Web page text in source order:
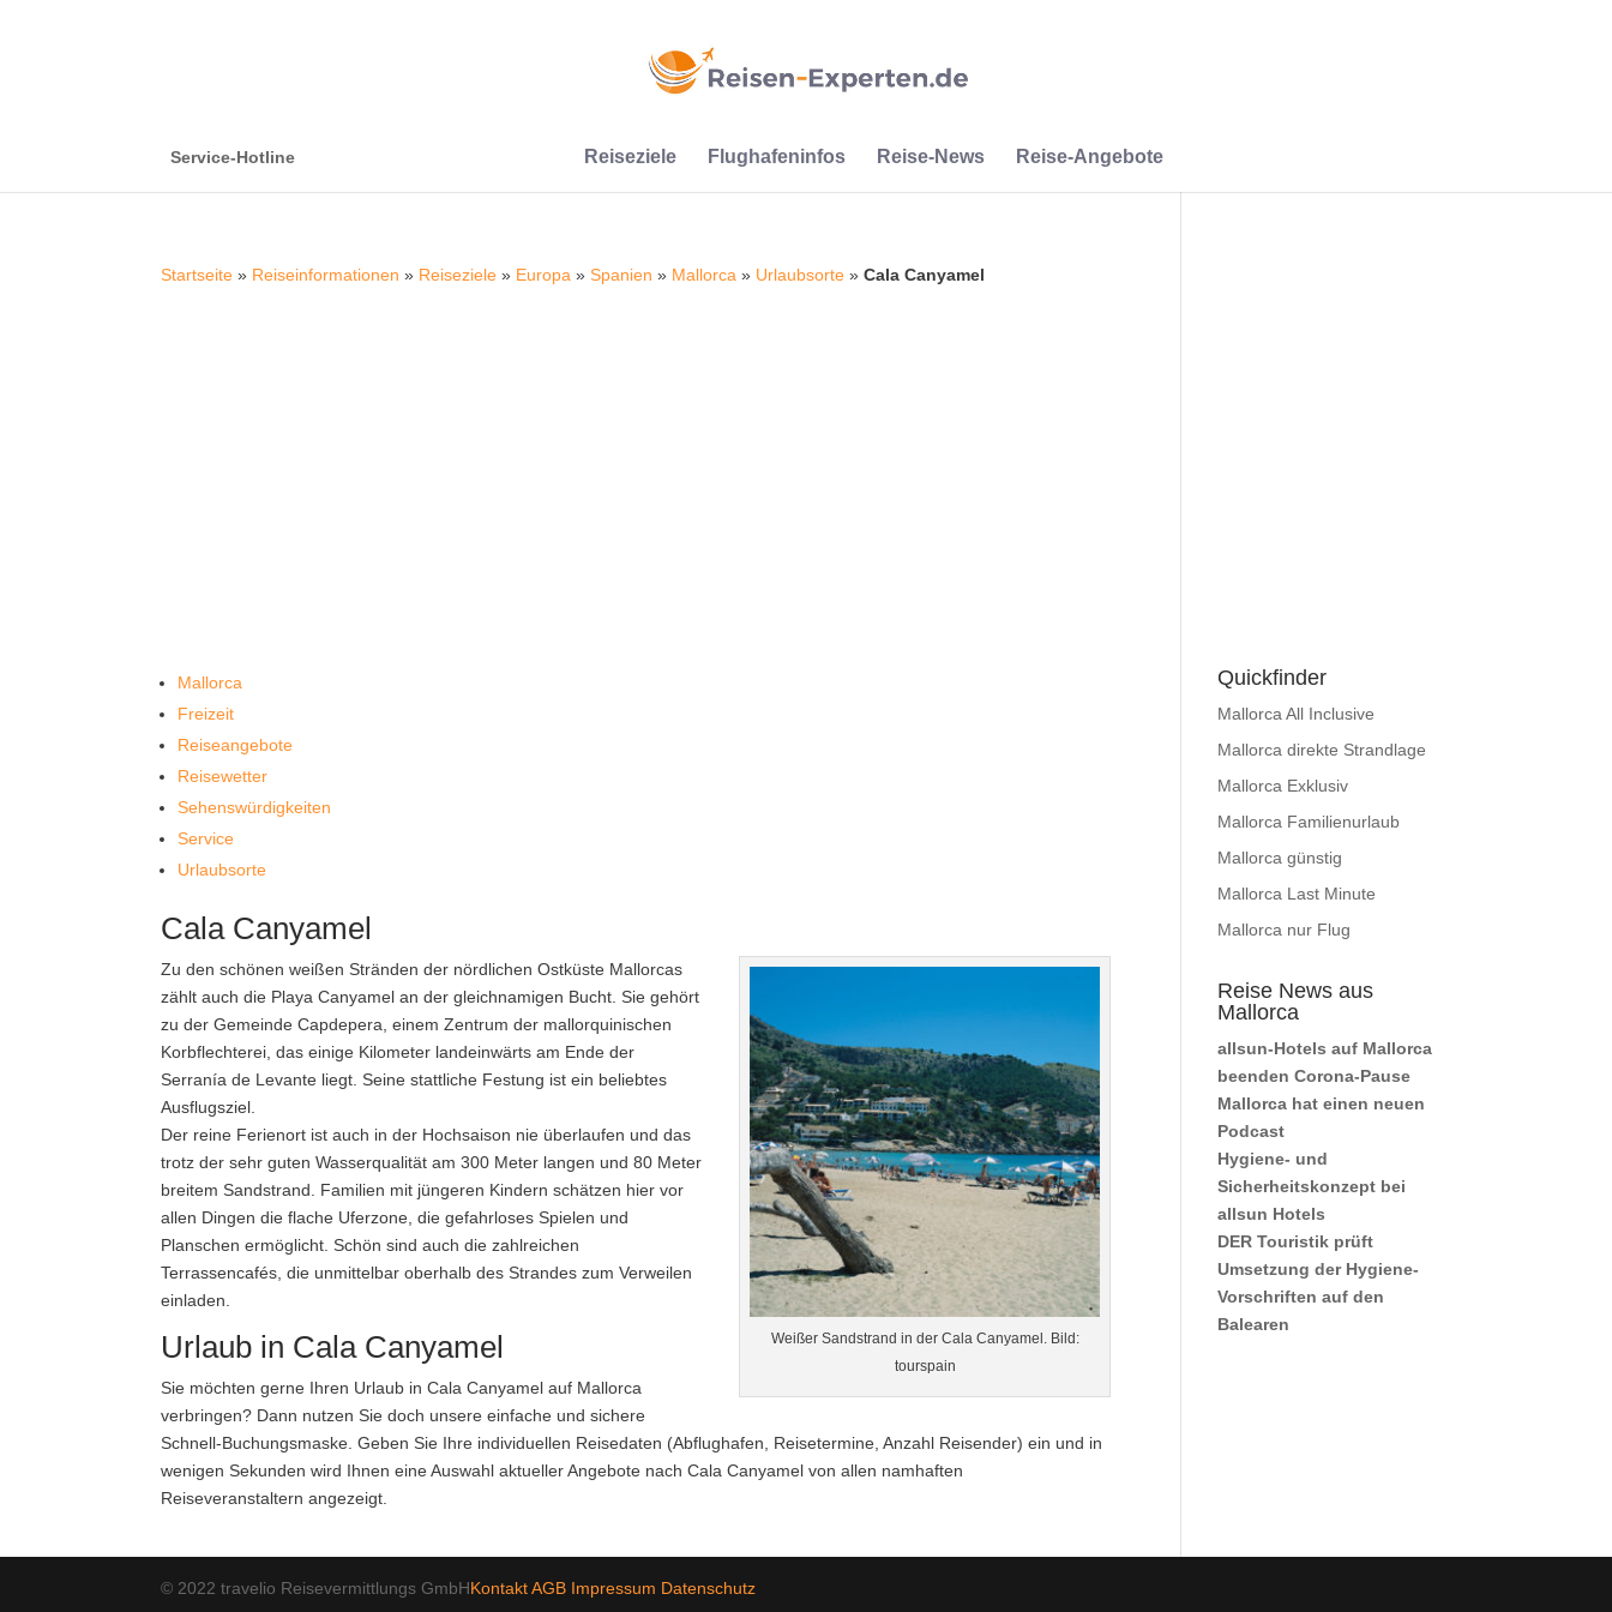
Service-Hotline Reiseziele Flughafeninfos Reise-News Reise-Angebote
Startseite » Reiseinformationen » Reiseziele » Europa »Spanien » Mallorca » Urlaubsorte »Cala Canyamel
Mallorca
Freizeit
Reiseangebote
Reisewetter
Sehenswürdigkeiten
Service
Urlaubsorte
Cala Canyamel
Weißer Sandstrand in der Cala Canyamel. Bild:
tourspain
Zu den schönen weißen Stränden der nördlichen Ostküste Mallorcas
zählt auch die Playa Canyamel an der gleichnamigen Bucht. Sie gehört
zu der Gemeinde Capdepera, einem Zentrum der mallorquinischen
Korbflechterei, das einige Kilometer landeinwärts am Ende der
Serranía de Levante liegt. Seine stattliche Festung ist ein beliebtes
Ausflugsziel.
Der reine Ferienort ist auch in der Hochsaison nie überlaufen und das
trotz der sehr guten Wasserqualität am 300 Meter langen und 80 Meter
breitem Sandstrand. Familien mit jüngeren Kindern schätzen hier vor
allen Dingen die flache Uferzone, die gefahrloses Spielen und
Planschen ermöglicht. Schön sind auch die zahlreichen
Terrassencafés, die unmittelbar oberhalb des Strandes zum Verweilen
einladen.
Urlaub in Cala Canyamel
Sie möchten gerne Ihren Urlaub in Cala Canyamel auf Mallorca
verbringen? Dann nutzen Sie doch unsere einfache und sichere
Schnell-Buchungsmaske. Geben Sie Ihre individuellen Reisedaten (Abflughafen, Reisetermine, Anzahl Reisender) ein und in
wenigen Sekunden wird Ihnen eine Auswahl aktueller Angebote nach Cala Canyamel von allen namhaften
Reiseveranstaltern angezeigt.
Quickfinder
Mallorca All Inclusive
Mallorca direkte Strandlage
Mallorca Exklusiv
Mallorca Familienurlaub
Mallorca günstig
Mallorca Last Minute
Mallorca nur Flug
Reise News aus
Mallorca
allsun-Hotels auf Mallorca
beenden Corona-Pause
Mallorca hat einen neuen
Podcast
Hygiene- und
Sicherheitskonzept bei
allsun Hotels
DER Touristik prüft
Umsetzung der Hygiene-
Vorschriften auf den
Balearen
© 2022 travelio Reisevermittlungs GmbHKontakt AGB Impressum Datenschutz